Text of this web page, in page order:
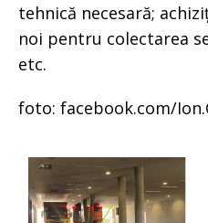
tehnică necesară;
noi pentru colectarea
etc.
foto: facebook.com/